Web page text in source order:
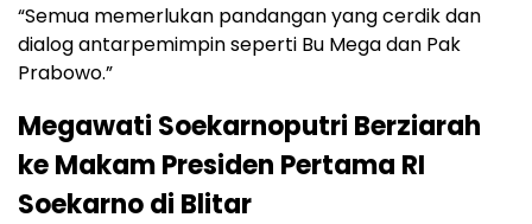
“Semua memerlukan pandangan yang cerdik dan
dialog antarpemimpin seperti Bu Mega dan Pak
Prabowo.”
Megawati Soekarnoputri Berziarah
ke Makam Presiden Pertama RI
Soekarno di Blitar